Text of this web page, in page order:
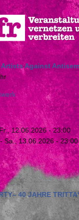
Against
Fr., 12.06.2026 - 23:00
Sa., 13.06.2026 - 23:00
40 JAHRE